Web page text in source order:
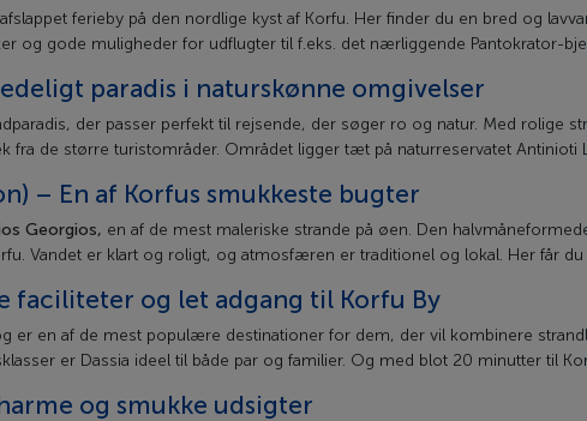
ferieby på den nordlige kyst af Korfu. Her finder du en bred og
og gode muligheder for udflugter til f.eks. det nærliggende Pantokrator-
paradis i naturskønne omgivelser
der passer perfekt til rejsende, der søger ro og natur. Med rolige
fra de større turistområder. Området ligger tæt på naturreservatet Antinioti
– En af Korfus smukkeste bugter
Georgios, en af de mest maleriske strande på øen. Den
Vandet er klart og roligt, og atmosfæren er traditionel og lokal. Her får
faciliteter og let adgang til Korfu By
er en af de mest populære destinationer for dem, der vil kombinere
er Dassia ideel til både par og familier. Og med blot 20 minutter til
og smukke udsigter